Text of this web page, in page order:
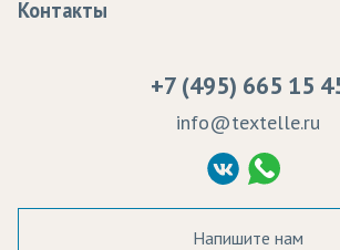
Сертификаты качества
Судебные решения
Политика Конфиденциальности
Согласие на обработку ПД
Контакты
+7 (495) 665 15
info@textelle.ru
Напишите нам